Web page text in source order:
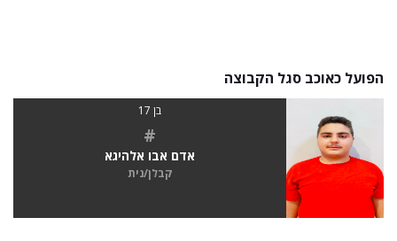
הפועל כאוכב סגל הקבוצה
בן 17
#
אדם אבו אלהיגא
קבלן/נית